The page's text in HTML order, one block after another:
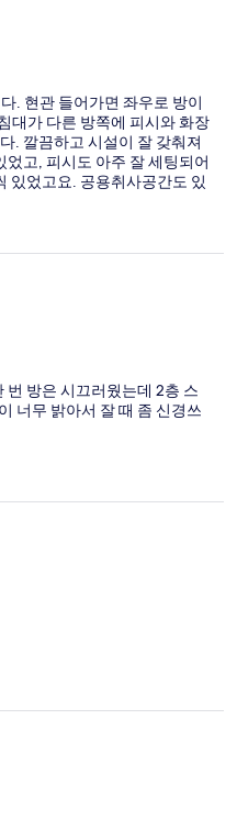
. 현관 들어가면 좌우로 방이
대가 다른 방쪽에 피시와 화장
. 깔끔하고 시설이 잘 갖춰져
고, 피시도 아주 잘 세팅되어
있었고요. 공용취사공간도 있
간 많아 주차 편리했습니다.
았습니다. 화장실 물빠짐이
았습니다. 다음번에도 세종
번 방은 시끄러웠는데 2층 스
너무 밝아서 잘 때 좀 신경쓰